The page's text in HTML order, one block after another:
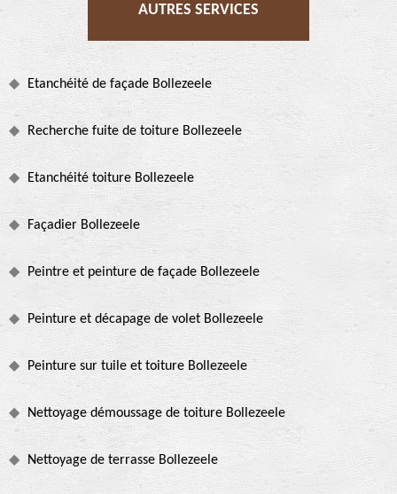
AUTRES SERVICES
Etanchéité de façade Bollezeele
Recherche fuite de toiture Bollezeele
Etanchéité toiture Bollezeele
Façadier Bollezeele
Peintre et peinture de façade Bollezeele
Peinture et décapage de volet Bollezeele
Peinture sur tuile et toiture Bollezeele
Nettoyage démoussage de toiture Bollezeele
Nettoyage de terrasse Bollezeele